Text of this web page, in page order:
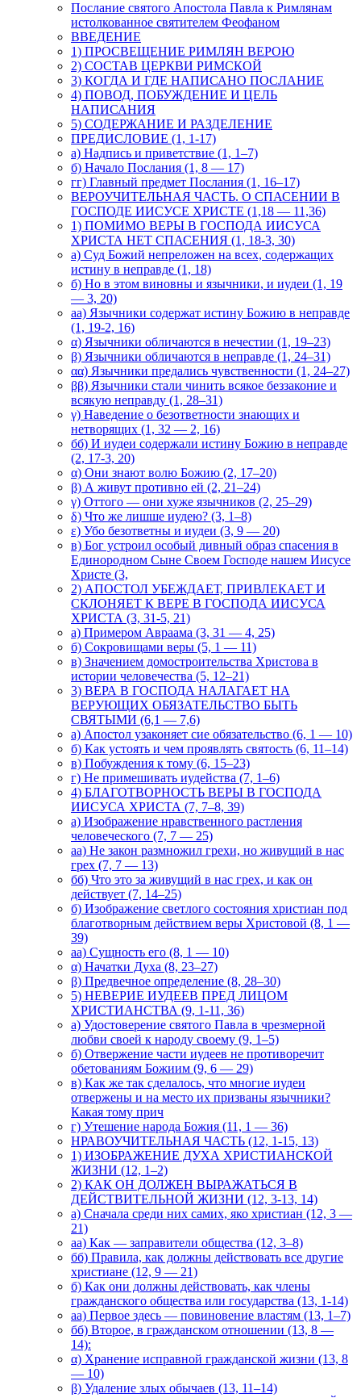
Послание святого Апостола Павла к Римлянам
истолкованное святителем Феофаном
ВВЕДЕНИЕ
1) ПРОСВЕЩЕНИЕ РИМЛЯН ВЕРОЮ
2) СОСТАВ ЦЕРКВИ РИМСКОЙ
3) КОГДА И ГДЕ НАПИСАНО ПОСЛАНИЕ
4) ПОВОД, ПОБУЖДЕНИЕ И ЦЕЛЬ
НАПИСАНИЯ
5) СОДЕРЖАНИЕ И РАЗДЕЛЕНИЕ
ПРЕДИСЛОВИЕ (1, 1-17)
а) Надпись и приветствие (1, 1–7)
б) Начало Послания (1, 8 — 17)
гг) Главный предмет Послания (1, 16–17)
ВЕРОУЧИТЕЛЬНАЯ ЧАСТЬ. О СПАСЕНИИ В
ГОСПОДЕ ИИСУСЕ ХРИСТЕ (1,18 — 11,36)
1) ПОМИМО ВЕРЫ В ГОСПОДА ИИСУСА
ХРИСТА НЕТ СПАСЕНИЯ (1, 18-3, 30)
а) Суд Божий непреложен на всех, содержащих
истину в неправде (1, 18)
б) Но в этом виновны и язычники, и иудеи (1, 19
— 3, 20)
аа) Язычники содержат истину Божию в неправде
(1, 19-2, 16)
α) Язычники обличаются в нечестии (1, 19–23)
β) Язычники обличаются в неправде (1, 24–31)
αα) Язычники предались чувственности (1, 24–27)
ββ) Язычники стали чинить всякое беззаконие и
всякую неправду (1, 28–31)
γ) Наведение о безответности знающих и
нетворящих (1, 32 — 2, 16)
бб) И иудеи содержали истину Божию в неправде
(2, 17-3, 20)
α) Они знают волю Божию (2, 17–20)
β) А живут противно ей (2, 21–24)
γ) Оттого — они хуже язычников (2, 25–29)
δ) Что же лишше иудею? (3, 1–8)
ε) Убо безответны и иудеи (3, 9 — 20)
в) Бог устроил особый дивный образ спасения в
Единородном Сыне Своем Господе нашем Иисусе
Христе (3,
2) АПОСТОЛ УБЕЖДАЕТ, ПРИВЛЕКАЕТ И
СКЛОНЯЕТ К ВЕРЕ В ГОСПОДА ИИСУСА
ХРИСТА (3, 31-5, 21)
а) Примером Авраама (3, 31 — 4, 25)
б) Сокровищами веры (5, 1 — 11)
в) Значением домостроительства Христова в
истории человечества (5, 12–21)
3) ВЕРА В ГОСПОДА НАЛАГАЕТ НА
ВЕРУЮЩИХ ОБЯЗАТЕЛЬСТВО БЫТЬ
СВЯТЫМИ (6,1 — 7,6)
а) Апостол узаконяет сие обязательство (6, 1 — 10)
б) Как устоять и чем проявлять святость (6, 11–14)
в) Побуждения к тому (6, 15–23)
г) Не примешивать иудейства (7, 1–6)
4) БЛАГОТВОРНОСТЬ ВЕРЫ В ГОСПОДА
ИИСУСА ХРИСТА (7, 7–8, 39)
а) Изображение нравственного растления
человеческого (7, 7 — 25)
аа) Не закон размножил грехи, но живущий в нас
грех (7, 7 — 13)
бб) Что это за живущий в нас грех, и как он
действует (7, 14–25)
б) Изображение светлого состояния христиан под
благотворным действием веры Христовой (8, 1 —
39)
аа) Сущность его (8, 1 — 10)
α) Начатки Духа (8, 23–27)
β) Предвечное определение (8, 28–30)
5) НЕВЕРИЕ ИУДЕЕВ ПРЕД ЛИЦОМ
ХРИСТИАНСТВА (9, 1-11, 36)
а) Удостоверение святого Павла в чрезмерной
любви своей к народу своему (9, 1–5)
б) Отвержение части иудеев не противоречит
обетованиям Божиим (9, 6 — 29)
в) Как же так сделалось, что многие иудеи
отвержены и на место их призваны язычники?
Какая тому прич
г) Утешение народа Божия (11, 1 — 36)
НРАВОУЧИТЕЛЬНАЯ ЧАСТЬ (12, 1-15, 13)
1) ИЗОБРАЖЕНИЕ ДУХА ХРИСТИАНСКОЙ
ЖИЗНИ (12, 1–2)
2) КАК ОН ДОЛЖЕН ВЫРАЖАТЬСЯ В
ДЕЙСТВИТЕЛЬНОЙ ЖИЗНИ (12, 3-13, 14)
а) Сначала среди них самих, яко христиан (12, 3 —
21)
аа) Как — заправители общества (12, 3–8)
бб) Правила, как должны действовать все другие
христиане (12, 9 — 21)
б) Как они должны действовать, как члены
гражданского общества или государства (13, 1-14)
аа) Первое здесь — повиновение властям (13, 1–7)
бб) Второе, в гражданском отношении (13, 8 —
14):
α) Хранение исправной гражданской жизни (13, 8
— 10)
β) Удаление злых обычаев (13, 11–14)